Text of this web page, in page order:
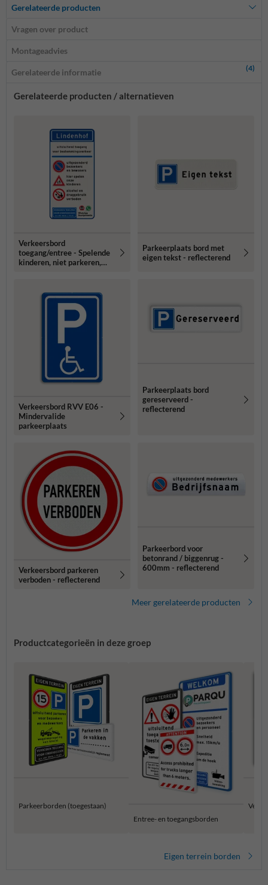
Gerelateerde producten
Vragen over product
Montageadvies
Gerelateerde informatie (4)
Gerelateerde producten / alternatieven
Verkeersbord
toegang/entree - Spelende
kinderen, niet parkeren,
Parkeerplaats bord met
eigen tekst - reflecterend
Verkeersbord RVV E06 -
Mindervalide
parkeerplaats
Parkeerplaats bord
gereserveerd -
reflecterend
Verkeersbord parkeren
verboden - reflecterend
Parkeerbord voor
betonrand / biggenrug -
600mm - reflecterend
Meer gerelateerde producten
Productcategorieën in deze groep
Parkeerborden (toegestaan)
Entree- en toegangsborden
Eigen terrein borden